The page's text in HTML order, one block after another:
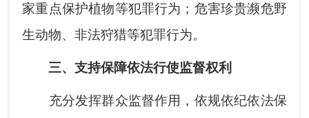
家重点保护植物等犯罪行为；危害珍贵濒危野
生动物、非法狩猎等犯罪行为。
三、支持保障依法行使监督权利
充分发挥群众监督作用，依规依纪依法保